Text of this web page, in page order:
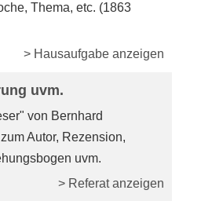
Thema, etc. (1863
> Hausaufgabe anzeigen
uvm.
von Bernhard
Autor, Rezension,
uvm.
> Referat anzeigen